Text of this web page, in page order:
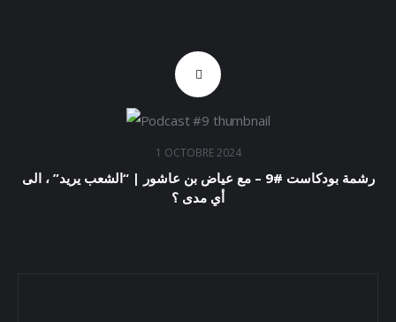
1 OCTOBRE 2024
رشمة بودكاست #9 – مع عياض بن عاشور | “الشعب يريد” ، الى
أي مدى ؟